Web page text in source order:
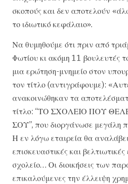
σκοπούς και δεν αποτελούν
το ιδιωτικό κεφάλαιο».
Να θυμηθούμε ότι πριν από
Φωτίου κι ακόμη 11 βουλευτές
μια ερώτηση-μνημείο στον
τον τίτλο (αντιγράφουμε):
ανακοινώθηκαν τα
τίτλο: “ΤΟ ΣΧΟΛΕΙΟ ΠΟΥ
ΣΟΥ”, που διοργάνωσε μεγάλη
Η εν λόγω εταιρεία θα
επισκευαστικές και
σχολείο… Οι διοικήσεις των
επικαλούμενες την έλλειψη